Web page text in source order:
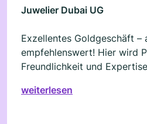
Juwelier Dubai UG
Exzellentes Goldgeschäft –
empfehlenswert! Hier wird Professionalität,
Freundlichkeit und
meine Wünsche
weiterlesen